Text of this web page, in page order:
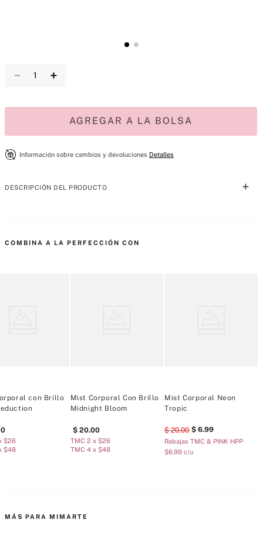
＋
－
AGREGAR A LA BOLSA
Información sobre cambios y devoluciones Detalles
DESCRIPCIÓN DEL PRODUCTO
COMBINA A LA PERFECCIÓN CON
con Brillo
$26
$48
Mist Corporal Con Brillo
Midnight Bloom
20.00
TMC 2 x $26
TMC 4 x $48
Mist Corporal Neon
Tropic
20.00 6.99
Rebajas TMC & PINK HPP
$6.99 c/u
MÁS PARA MIMARTE